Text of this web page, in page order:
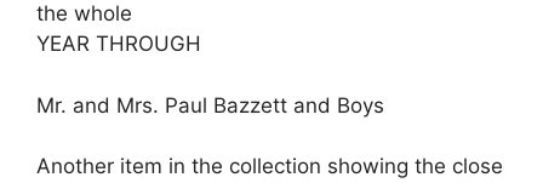
the whole
YEAR THROUGH
Mr. and Mrs. Paul Bazzett and Boys
Another item in the collection showing the close